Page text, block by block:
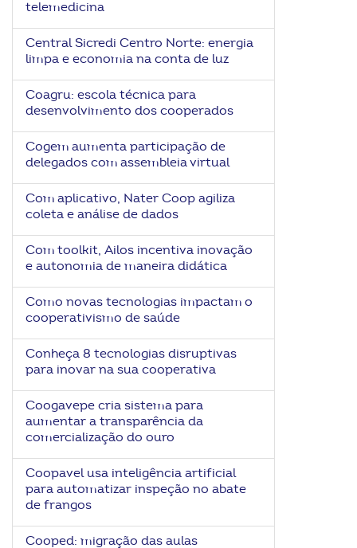
telemedicina
Central Sicredi Centro Norte: energia
limpa e economia na conta de luz
Coagru: escola técnica para
desenvolvimento dos cooperados
Cogem aumenta participação de
delegados com assembleia virtual
Com aplicativo, Nater Coop agiliza
coleta e análise de dados
Com toolkit, Ailos incentiva inovação
e autonomia de maneira didática
Como novas tecnologias impactam o
cooperativismo de saúde
Conheça 8 tecnologias disruptivas
para inovar na sua cooperativa
Coogavepe cria sistema para
aumentar a transparência da
comercialização do ouro
Coopavel usa inteligência artificial
para automatizar inspeção no abate
de frangos
Cooped: migração das aulas